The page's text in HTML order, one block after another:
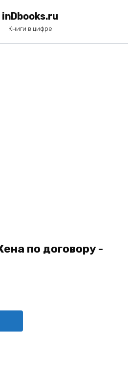
inDbooks.ru
Книги в цифре
по договору -